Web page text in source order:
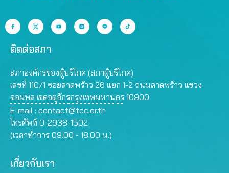
ติดต่อสภา
สภาองค์กรของผู้บริโภค (สภาผู้บริโภค)
เลขที่ 110/1 ซอยลาดพร้าว 26 แยก 1-2 ถนนลาดพร้าว แขวง
จอมพล เขตจตุจักรกรุงเทพมหานคร 10900
E-mail : contact@tcc.or.th
โทรศัพท์ 0-2938-1502
(เวลาทำการ 09.00 - 18.00 น.)
เกี่ยวกับเรา